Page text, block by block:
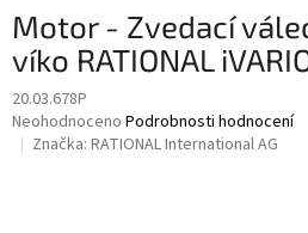
Motor - Zvedací
víko RATIONAL
20.03.678P
Průměrné
hodnocení
Neohodnoceno Podrobnosti hodnocení
Značka: RATIONAL International AG